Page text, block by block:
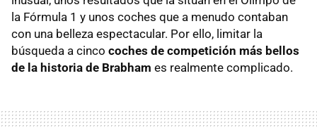
la Fórmula 1 y unos coches que a menudo contaban
con una belleza espectacular. Por ello, limitar la
búsqueda a cinco coches de competición más bellos
de la historia de Brabham es realmente complicado.